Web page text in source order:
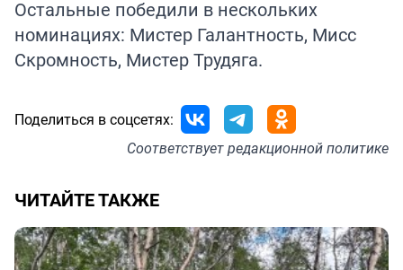
Остальные победили в нескольких
номинациях: Мистер Галантность, Мисс
Скромность, Мистер Трудяга.
Поделиться в соцсетях:
Соответствуетредакционной политике
ЧИТАЙТЕ ТАКЖЕ